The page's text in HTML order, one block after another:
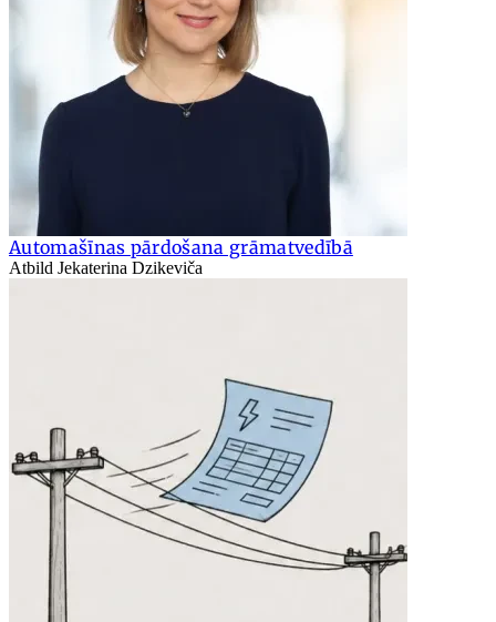
Automašīnas pārdošana grāmatvedībā
Atbild Jekaterina Dzikeviča